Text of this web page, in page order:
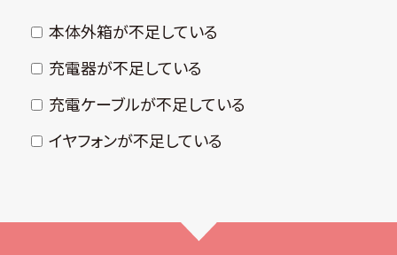
本体外箱が不⾜している
充電器が不⾜している
充電ケーブルが不⾜している
イヤフォンが不⾜している